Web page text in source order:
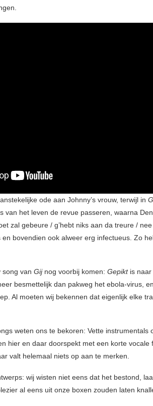
ode aan Johnny’s vrouw, terwijl in
van het leven de revue passeren, waarna
zal gebeure / g’hebt niks aan da treure / nee
en bovendien ook alweer erg infectueus. Zo
song van Gijnog voorbij komen: Gepiktis naar
besmettelijk dan pakweg het ebola-virus,
Al moeten wij bekennen dat eigenlijk elke
weten ons te bekoren: Vette instrumentals
hier en daar doorspekt met een korte vocale
valt helemaal niets op aan te merken.
wij wisten niet eens dat het bestond,
al eens uit onze boxen zouden laten